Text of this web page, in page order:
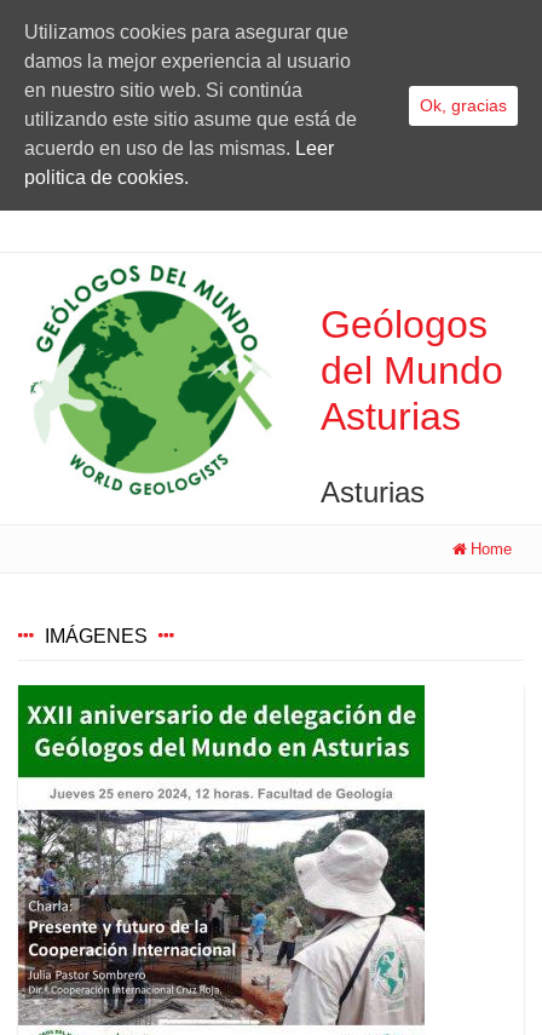
Geólogos
del Mundo
Asturias
Asturias
Home
IMÁGENES
Utilizamos cookies para asegurar que
damos la mejor experiencia al usuario
en nuestro sitio web. Si continúa
utilizando este sitio asume que está de
acuerdo en uso de las mismas. Leer
politica de cookies.
Ok, gracias